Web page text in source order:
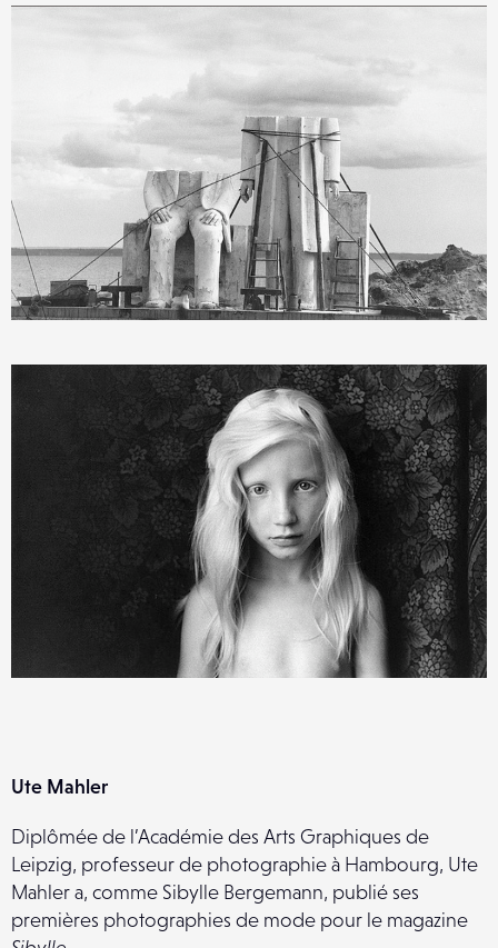
Ute Mahler
Diplômée de l’Académie des Arts Graphiques de
Leipzig, professeur de photographie à Hambourg, Ute
Mahler a, comme Sibylle Bergemann, publié ses
premières photographies de mode pour le magazine